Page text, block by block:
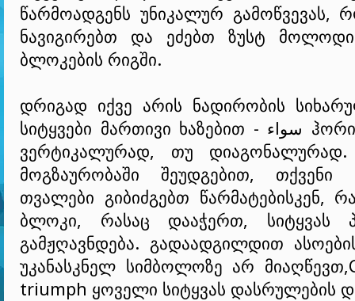
წარმოადგენს უნიკალურ გამოწვევას,
ნავიგირებთ და ეძებთ ზუსტ
ბლოკების რიგში.
დრიგად იქვე არის ნადირობის
სიტყვები მართივი ხაზებით - سواء ჰორიზონტალურად,
ვერტიკალურად, თუ
მოგზაურობაში შეუდგებით, თქვენი
თვალები გიბიძგებთ წარმატებისკენ,
ბლოკი, რასაც დააჭერთ, სიტყვას
გამჟღავნდება. გადაადგილდით
უკანასკნელ სიმბოლოზე არ
triumph ყოველი სიტყვას დასრულების